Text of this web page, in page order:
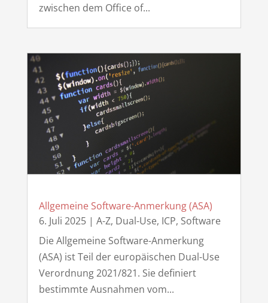
zwischen dem Office of...
Allgemeine Software-Anmerkung (ASA)
6. Juli 2025| A-Z, Dual-Use, ICP, Software
Die Allgemeine Software-Anmerkung
(ASA) ist Teil der europäischen Dual-Use
Verordnung 2021/821. Sie definiert
bestimmte Ausnahmen vom...